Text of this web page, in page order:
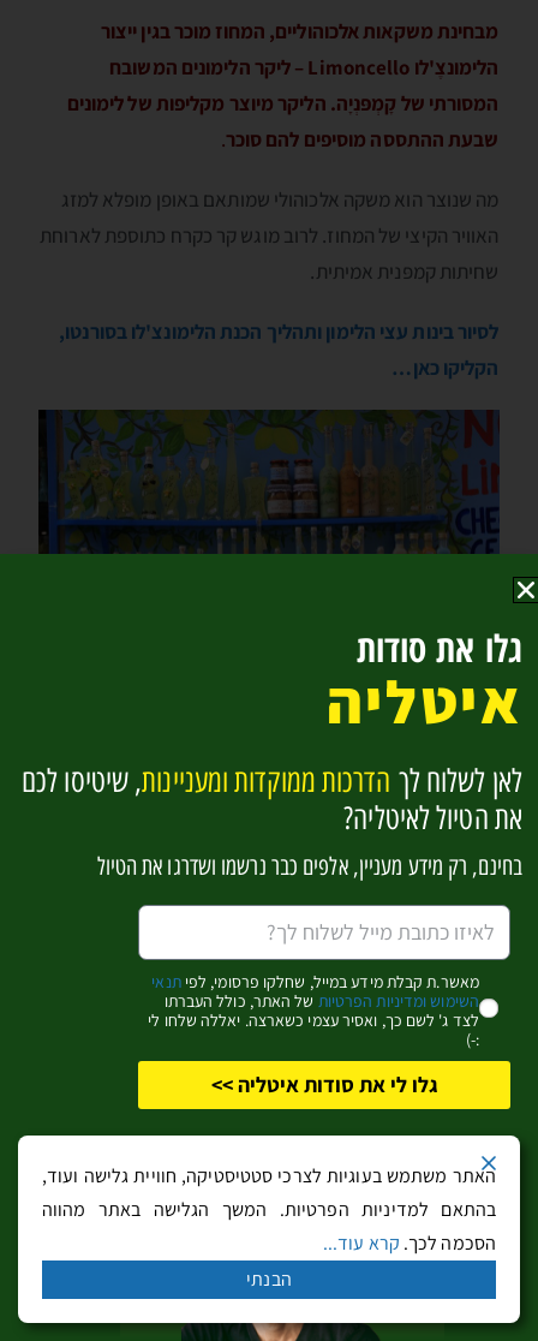
מבחינת משקאות אלכוהוליים, המחוז מוכר בגין ייצור
הלימונצֶ'לו Limoncello – ליקר הלימונים המשובח
המסורתי של קָמְפּנְיָה. הליקר מיוצר מקליפות של לימונים
שבעת ההתססה מוסיפים להם סוכר.
מה שנוצר הוא משקה אלכוהולי שמותאם באופן מופלא למזג
האוויר הקיצי של המחוז. לרוב מוגש קר כקרח כתוספת לארוחת
שחיתות קמפּנית אמיתית.
לסיור בינות עצי הלימון ותהליך הכנת הלימונצ'לו בסורנטו,
הקליקו כאן…
מסלול טיול ברכב
בקמְפָּנְיָה
נסיעה ברכב מרומא עם עצירותבאתרים במחוז לאצְיו
הדרך הטובה ביותר להגיע לקמְפָּנְיָה. מלבד כמובן טיסה
ישירה לשדה התעופה של נאפּולי
אמנם התניידות ברכב שכור היא הדרך הטובה ביותר להגיע
חסרונות משמעותיים שעלולים לפגום בכל הטיול
נסיעה ברכב תאפשר לכם גישה נוחה לכל האתרים מחוץ
למרכזה של נאפּולי כגון קזֶרְטָה, העתיקות של פּומְפֶּיי
ונסיעה לאורך מפרץ סלֶרְנו עד לעתיקות המופלאות
בפּאֶסְטוּם
האתר משתמש בעוגיות לצרכי סטטיסטיקה, חוויית גלישה ועוד,
בהתאם למדיניות הפרטיות. המשך הגלישה באתר מהווה
הסכמה לכך. קרא עוד...
הבנתי
גלו את סודות
איטליה
לאן לשלוח לך הדרכות ממוקדות ומעניינות, שיטיסו לכם
את הטיול לאיטליה?
בחינם, רק מידע מעניין, אלפים כבר נרשמו ושדרגו את הטיול
מאשר.ת קבלת מידע במייל, שחלקו פרסומי, לפיתנאי
השימוש ומדיניות הפרטיות של האתר, כולל העברתו
לצד ג' לשם כך, ואסיר עצמי כשארצה. יאללה שלחו לי
:-)
גלו לי את סודות איטליה >>